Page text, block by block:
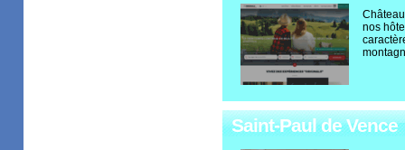
nos
Saint-Paul de Vence